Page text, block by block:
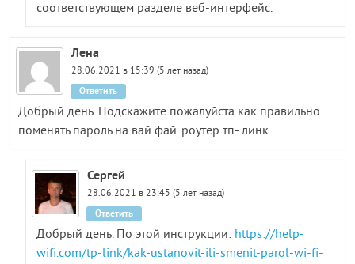
соответствующем разделе веб-интерфейс.
Лена
28.06.2021 в 15:39 (5 лет назад)
Добрый день. Подскажите пожалуйста как правильно
поменять пароль на вай фай. роутер тп- линк
Ответить
Сергей
28.06.2021 в 23:45 (5 лет назад)
Добрый день. По этой инструкции:https://help-
wifi.com/tp-link/kak-ustanovit-ili-smenit-parol-wi-fi-
Ответить